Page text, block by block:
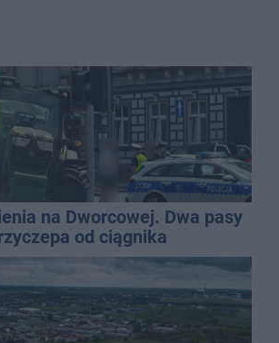
na Dworcowej. Dwa pasy
od ciągnika